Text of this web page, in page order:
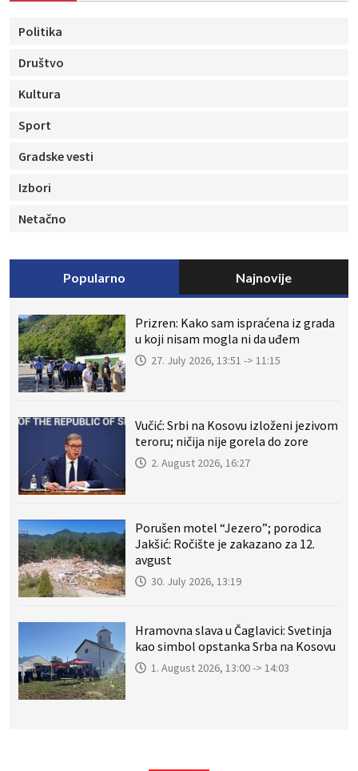
Politika
Društvo
Kultura
Sport
Gradske vesti
Izbori
Netačno
Popularno Najnovije
Prizren: Kako sam ispraćena iz grada
u koji nisam mogla ni da uđem
27. July 2026, 13:51 -> 11:15
Vučić: Srbi na Kosovu izloženi jezivom
teroru; ničija nije gorela do zore
2. August 2026, 16:27
Porušen motel “Jezero”; porodica
Jakšić: Ročište je zakazano za 12.
avgust
30. July 2026, 13:19
Hramovna slava u Čaglavici: Svetinja
kao simbol opstanka Srba na Kosovu
1. August 2026, 13:00 -> 14:03